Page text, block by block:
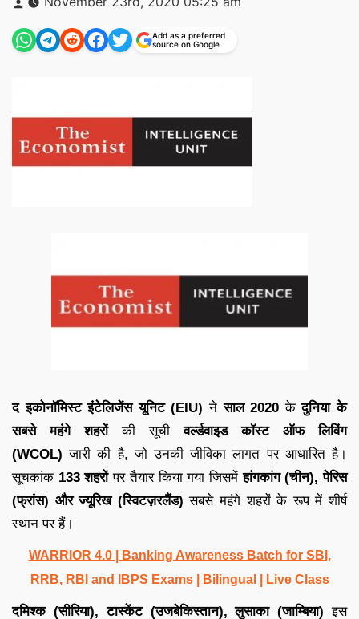
by
Add as a preferred
source on Google
द इकोनॉमिस्ट इंटेलिजेंस यूनिट (EIU) नेसाल 2020 केदुनिया के
सबसे महंगे शहरोंकी सूचीवर्ल्डवाइड कॉस्ट ऑफ लिविंग
(WCOL) जारी की है, जो उनकी जीविका लागत पर आधारित है।
सूचकांक 133 शहरोंपर तैयार किया गया जिसमेंहांगकांग (चीन), पेरिस
(फ्रांस) और ज्यूरिख (स्विटज़रलैंड) सबसे महंगे शहरों के रूप में शीर्ष
स्थान पर हैं।
WARRIOR 4.0 | Banking Awareness Batch for SBI,
RRB, RBI and IBPS Exams | Bilingual | Live Class
दमिश्क (सीरिया), टास्केंट (उजबेकिस्तान), लुसाका (जाम्बिया) इस